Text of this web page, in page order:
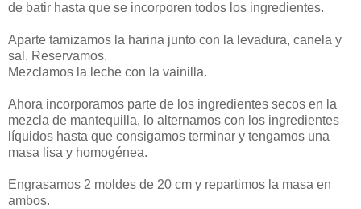
de batir hasta que se incorporen todos los ingredientes.
Aparte tamizamos la harina junto con la levadura, canela y
sal. Reservamos.
Mezclamos la leche con la vainilla.
Ahora incorporamos parte de los ingredientes secos en la
mezcla de mantequilla, lo alternamos con los ingredientes
líquidos hasta que consigamos terminar y tengamos una
masa lisa y homogénea.
Engrasamos 2 moldes de 20 cm y repartimos la masa en
ambos.